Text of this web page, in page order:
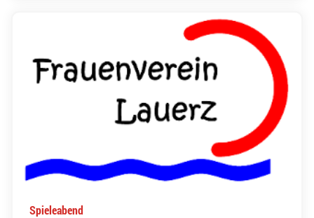
Spieleabend